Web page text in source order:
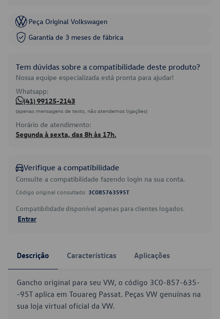
Peça Original Volkswagen
Garantia de 3 meses de fábrica
Tem dúvidas sobre a compatibilidade deste produto?
Nossa equipe especializada está pronta para ajudar!
Whatsapp:
(41) 99125-2143
(apenas mensagens de texto, não atendemos ligações)
Horário de atendimento:
Segunda à sexta, das 8h às 17h.
Verifique a compatibilidade
Consulte a compatibilidade fazendo login na sua conta.
Código original consultado: 3C085763595T
Compatibilidade disponível apenas para clientes logados.
Entrar
Descrição Características Aplicações
Gancho original para seu VW, o código 3C0-857-635-
-95T aplica em Touareg Passat. Peças VW genuínas na
sua loja virtual oficial da VW.